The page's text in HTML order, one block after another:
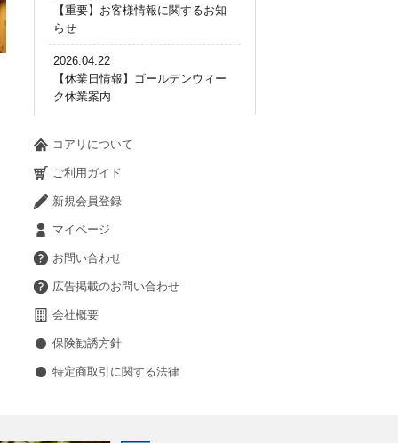
【重要】お客様情報に関するお知
らせ
2026.04.22
【休業日情報】ゴールデンウィー
ク休業案内
コアリについて
ご利用ガイド
新規会員登録
マイページ
お問い合わせ
広告掲載のお問い合わせ
会社概要
保険勧誘方針
特定商取引に関する法律